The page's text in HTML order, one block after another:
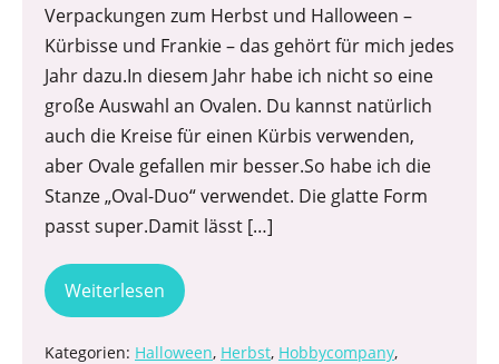
Verpackungen zum Herbst und Halloween –
Kürbisse und Frankie – das gehört für mich jedes
Jahr dazu.In diesem Jahr habe ich nicht so eine
große Auswahl an Ovalen. Du kannst natürlich
auch die Kreise für einen Kürbis verwenden,
aber Ovale gefallen mir besser.So habe ich die
Stanze „Oval-Duo“ verwendet. Die glatte Form
passt super.Damit lässt […]
Weiterlesen
Kategorien: Halloween, Herbst, Hobbycompany,